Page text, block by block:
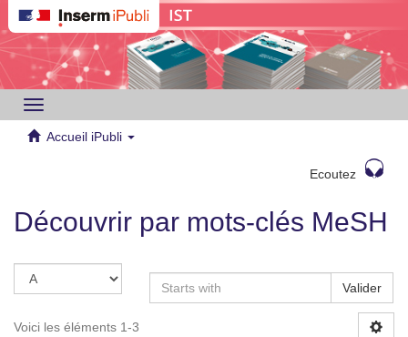
Toggle
navigation
Accueil iPubli
Ecoutez
Découvrir par mots-clés MeSH
Valider
Voici les éléments 1-3